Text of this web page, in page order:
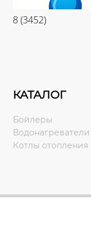
8 (3452)
КАТАЛОГ
Бойлеры
Водонагреватели
Котлы отопления